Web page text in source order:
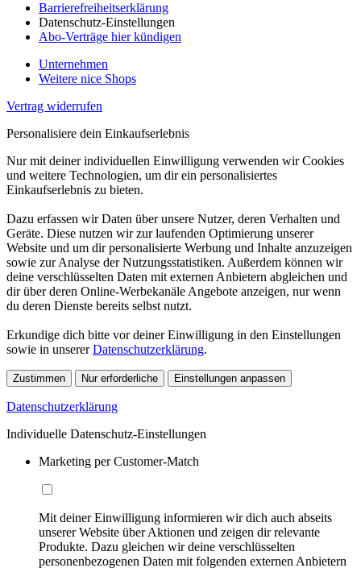
Barrierefreiheitserklärung
Datenschutz-Einstellungen
Abo-Verträge hier kündigen
Unternehmen
Weitere nice Shops
Vertrag widerrufen
Personalisiere dein Einkaufserlebnis
Nur mit deiner individuellen Einwilligung verwenden wir Cookies
und weitere Technologien, um dir ein personalisiertes
Einkaufserlebnis zu bieten.
Dazu erfassen wir Daten über unsere Nutzer, deren Verhalten und
Geräte. Diese nutzen wir zur laufenden Optimierung unserer
Website und um dir personalisierte Werbung und Inhalte anzuzeigen
sowie zur Analyse der Nutzungsstatistiken. Außerdem können wir
deine verschlüsselten Daten mit externen Anbietern abgleichen und
dir über deren Online-Werbekanäle Angebote anzeigen, nur wenn
du deren Dienste bereits selbst nutzt.
Erkundige dich bitte vor deiner Einwilligung in den Einstellungen
sowie in unsererDatenschutzerklärung.
Zustimmen Nur erforderliche Einstellungen anpassen
Datenschutzerklärung
Individuelle Datenschutz-Einstellungen
Marketing per Customer-Match
Mit deiner Einwilligung informieren wir dich auch abseits
unserer Website über Aktionen und zeigen dir relevante
Produkte. Dazu gleichen wir deine verschlüsselten
personenbezogenen Daten mit folgenden externen Anbietern